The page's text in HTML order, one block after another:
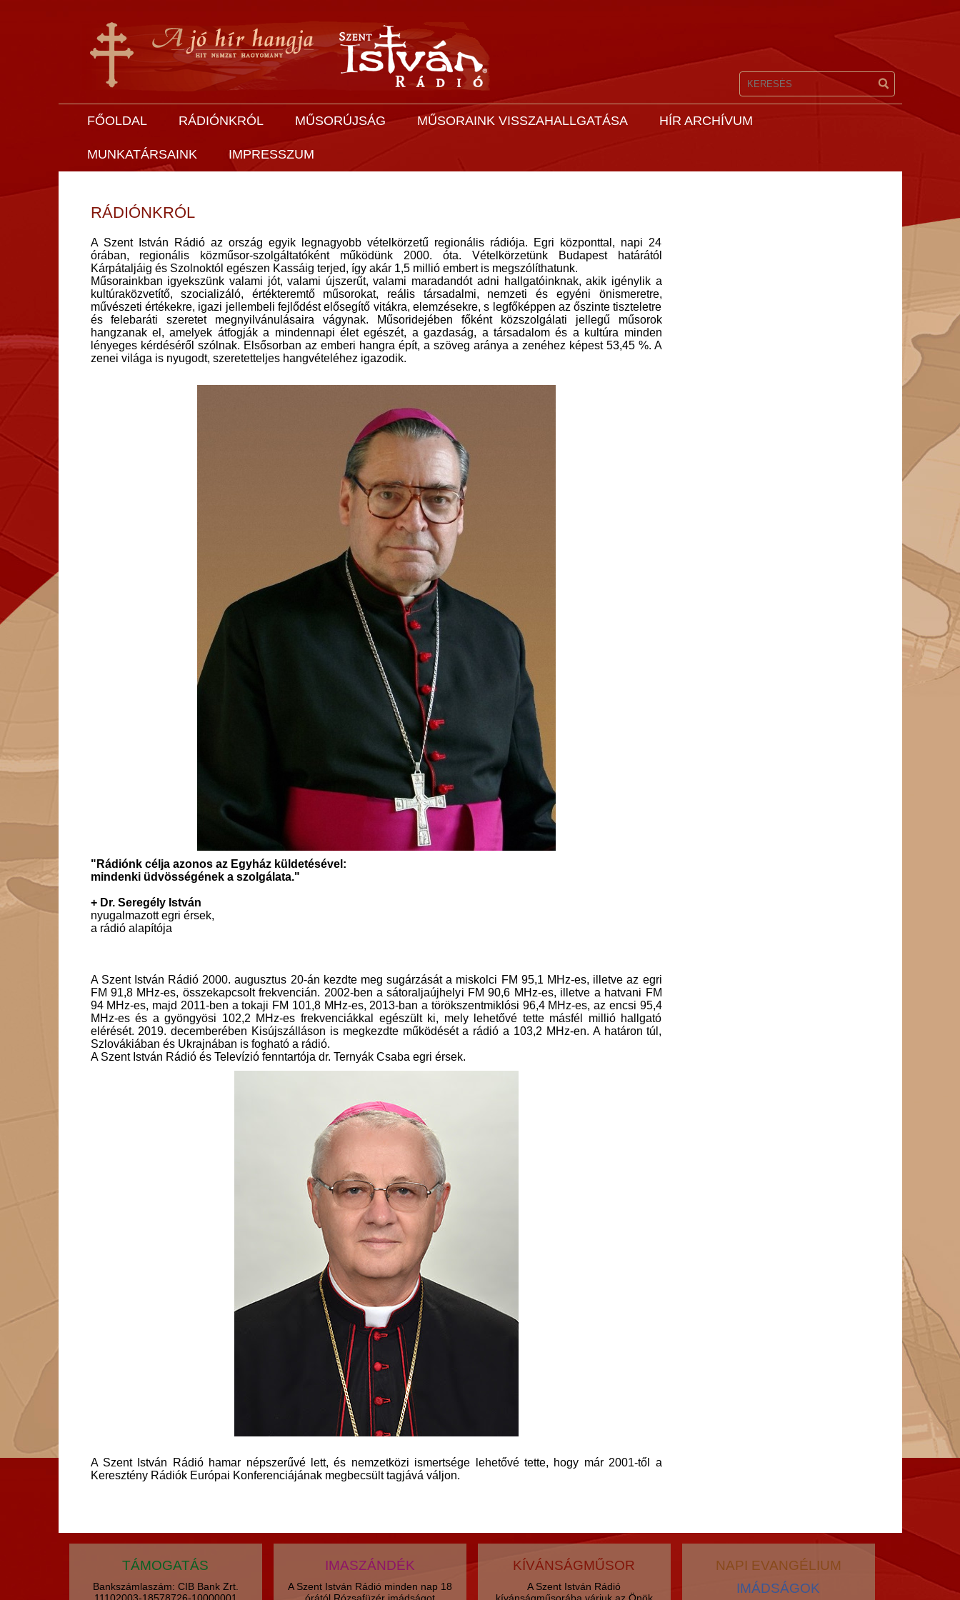
FŐOLDAL RÁDIÓNKRÓL MŰSORÚJSÁG MŰSORAINK VISSZAHALLGATÁSA HÍR ARCHÍVUM
MUNKATÁRSAINK IMPRESSZUM
RÁDIÓNKRÓL
A Szent István Rádió az ország egyik legnagyobb vételkörzetű regionális rádiója. Egri központtal, napi 24
órában, regionális közműsor-szolgáltatóként működünk 2000. óta. Vételkörzetünk Budapest határától
Kárpátaljáig és Szolnoktól egészen Kassáig terjed, így akár 1,5 millió embert is megszólíthatunk.
Műsorainkban igyekszünk valami jót, valami újszerűt, valami maradandót adni hallgatóinknak, akik igénylik a
kultúraközvetítő, szocializáló, értékteremtő műsorokat, reális társadalmi, nemzeti és egyéni önismeretre,
művészeti értékekre, igazi jellembeli fejlődést elősegítő vitákra, elemzésekre, s legfőképpen az őszinte tiszteletre
és felebaráti szeretet megnyilvánulásaira vágynak. Műsoridejében főként közszolgálati jellegű műsorok
hangzanak el, amelyek átfogják a mindennapi élet egészét, a gazdaság, a társadalom és a kultúra minden
lényeges kérdéséről szólnak. Elsősorban az emberi hangra épít, a szöveg aránya a zenéhez képest 53,45 %. A
zenei világa is nyugodt, szeretetteljes hangvételéhez igazodik.
"Rádiónk célja azonos az Egyház küldetésével:
mindenki üdvösségének a szolgálata."
+ Dr. Seregély István
nyugalmazott egri érsek,
a rádió alapítója
A Szent István Rádió 2000. augusztus 20-án kezdte meg sugárzását a miskolci FM 95,1 MHz-es, illetve az egri
FM 91,8 MHz-es, összekapcsolt frekvencián. 2002-ben a sátoraljaújhelyi FM 90,6 MHz-es, illetve a hatvani FM
94 MHz-es, majd 2011-ben a tokaji FM 101,8 MHz-es, 2013-ban a törökszentmiklósi 96,4 MHz-es, az encsi 95,4
MHz-es és a gyöngyösi 102,2 MHz-es frekvenciákkal egészült ki, mely lehetővé tette másfél millió hallgató
elérését. 2019. decemberében Kisújszálláson is megkezdte működését a rádió a 103,2 MHz-en. A határon túl,
Szlovákiában és Ukrajnában is fogható a rádió.
A Szent István Rádió és Televízió fenntartója dr. Ternyák Csaba egri érsek.
A Szent István Rádió hamar népszerűvé lett, és nemzetközi ismertsége lehetővé tette, hogy már 2001-től a
Keresztény Rádiók Európai Konferenciájának megbecsült tagjává váljon.
TÁMOGATÁS
Bankszámlaszám: CIB Bank Zrt.
IMASZÁNDÉK
A Szent István Rádió minden nap 18
KÍVÁNSÁGMŰSOR
A Szent István Rádió
NAPI EVANGÉLIUM
IMÁDSÁGOK